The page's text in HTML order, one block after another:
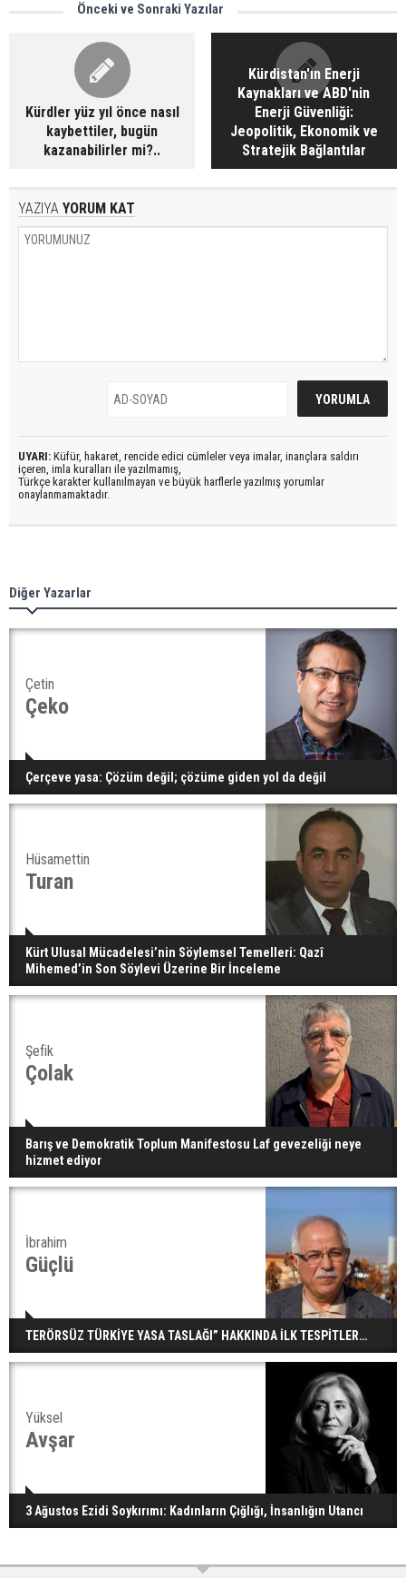
Önceki ve Sonraki Yazılar
Kürdler yüz yıl önce nasıl
kaybettiler, bugün
kazanabilirler mi?..
Kürdistan'ın Enerji
Kaynakları ve ABD'nin
Enerji Güvenliği:
Jeopolitik, Ekonomik ve
Stratejik Bağlantılar
YAZIYA YORUM KAT
UYARI: Küfür, hakaret, rencide edici cümleler veya imalar, inançlara saldırı
içeren, imla kuralları ile yazılmamış,
Türkçe karakter kullanılmayan ve büyük harflerle yazılmış yorumlar
onaylanmamaktadır.
Diğer Yazarlar
Çetin
Çeko
Çerçeve yasa: Çözüm değil; çözüme giden yol da değil
Hüsamettin
Turan
Kürt Ulusal Mücadelesi’nin Söylemsel Temelleri: Qazî
Mihemed’in Son Söylevi Üzerine Bir İnceleme
Şefik
Çolak
Barış ve Demokratik Toplum Manifestosu Laf gevezeliği neye
hizmet ediyor
İbrahim
Güçlü
TERÖRSÜZ TÜRKİYE YASA TASLAĞI” HAKKINDA İLK TESPİTLER…
Yüksel
Avşar
3 Ağustos Ezidi Soykırımı: Kadınların Çığlığı, İnsanlığın Utancı